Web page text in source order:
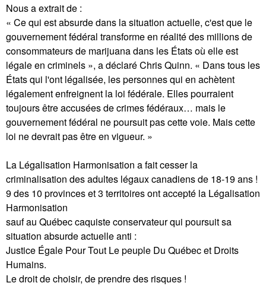
Nous a extrait de :
« Ce qui est absurde dans la situation actuelle, c'est que le
gouvernement fédéral transforme en réalité des millions de
consommateurs de marijuana dans les États où elle est
légale en criminels », a déclaré Chris Quinn. « Dans tous les
États qui l'ont légalisée, les personnes qui en achètent
légalement enfreignent la loi fédérale. Elles pourraient
toujours être accusées de crimes fédéraux… mais le
gouvernement fédéral ne poursuit pas cette voie. Mais cette
loi ne devrait pas être en vigueur. »
La Légalisation Harmonisation a fait cesser la
criminalisation des adultes légaux canadiens de 18-19 ans !
9 des 10 provinces et 3 territoires ont accepté la Légalisation
Harmonisation
sauf au Québec caquiste conservateur qui poursuit sa
situation absurde actuelle anti :
Justice Égale Pour Tout Le peuple Du Québec et Droits
Humains.
Le droit de choisir, de prendre des risques !